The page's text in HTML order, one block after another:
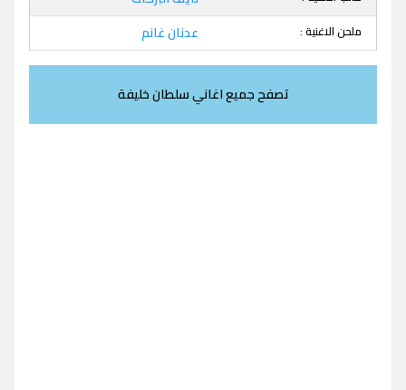
ملحن الاغنية : عدنان غانم
تصفح جميع اغاني سلطان خليفة